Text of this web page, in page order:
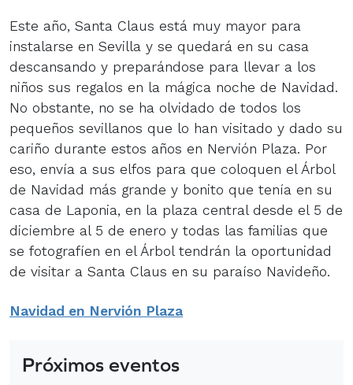
Este año, Santa Claus está muy mayor para
instalarse en Sevilla y se quedará en su casa
descansando y preparándose para llevar a los
niños sus regalos en la mágica noche de Navidad.
No obstante, no se ha olvidado de todos los
pequeños sevillanos que lo han visitado y dado su
cariño durante estos años en Nervión Plaza. Por
eso, envía a sus elfos para que coloquen el Árbol
de Navidad más grande y bonito que tenía en su
casa de Laponia, en la plaza central desde el 5 de
diciembre al 5 de enero y todas las familias que
se fotografíen en el Árbol tendrán la oportunidad
de visitar a Santa Claus en su paraíso Navideño.
Navidad en Nervión Plaza
Próximos eventos